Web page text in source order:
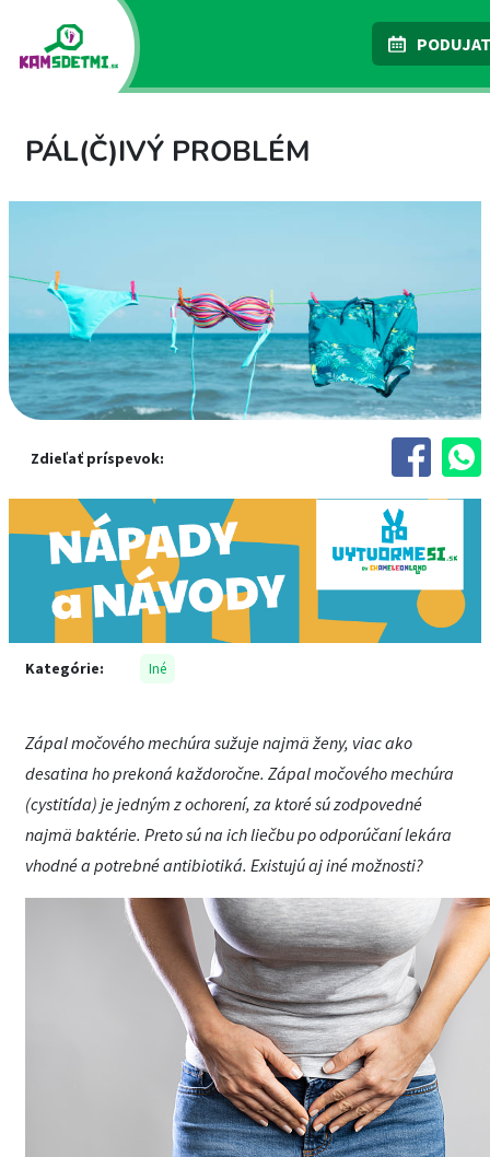
PÁL(Č)IVÝ PROBLÉM
Zdieľať príspevok:
Kategórie: Iné
Zápal močového mechúra sužuje najmä ženy, viac ako
desatina ho prekoná každoročne. Zápal močového mechúra
(cystitída) je jedným z ochorení, za ktoré sú zodpovedné
najmä baktérie. Preto sú na ich liečbu po odporúčaní lekára
vhodné a potrebné antibiotiká. Existujú aj iné možnosti?